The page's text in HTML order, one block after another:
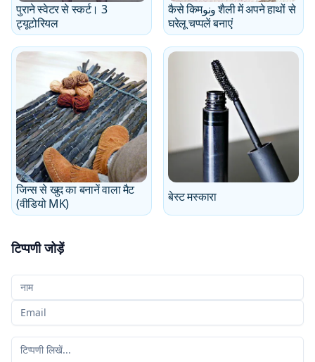
पुराने स्वेटर से स्कर्ट। 3
ट्यूटोरियल
कैसे किमونو शैली में अपने हाथों से
घरेलू चप्पलें बनाएं
जिन्स से खुद का बनानें वाला मैट
(वीडियो MK)
बेस्ट मस्कारा
टिप्पणी जोड़ें
आपका नाम
आपका ईमेल
आपकी टिप्पणी